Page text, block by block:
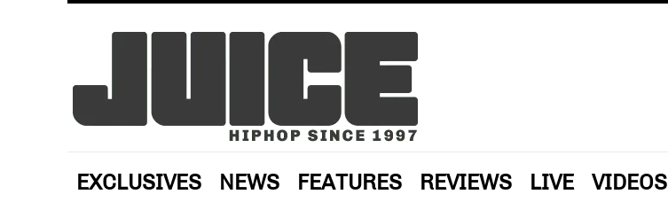
EXCLUSIVES NEWS FEATURES REVIEWS LIVE VIDEOS